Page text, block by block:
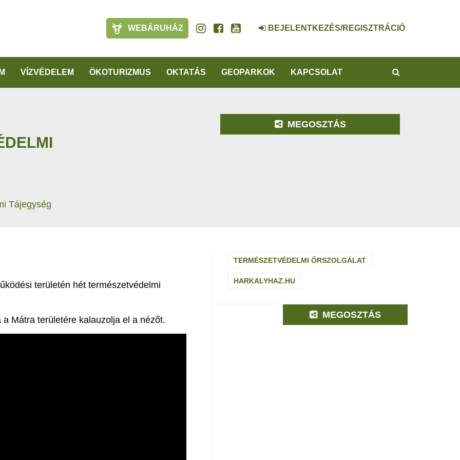
WEBÁRUHÁZ BEJELENTKEZÉS/REGISZTRÁCIÓ
VÍZVÉDELEM ÖKOTURIZMUS OKTATÁS GEOPARKOK KAPCSOLAT
Tájegység
MEGOSZTÁS
területén hét természetvédelmi
Mátra területére kalauzolja el a nézőt.
TERMÉSZETVÉDELMI ŐRSZOLGÁLAT
HARKALYHAZ.HU
MEGOSZTÁS